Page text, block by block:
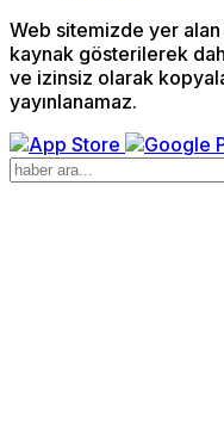
Web sitemizde yer
kaynak gösterilerek
ve izinsiz olarak
yayınlanamaz.